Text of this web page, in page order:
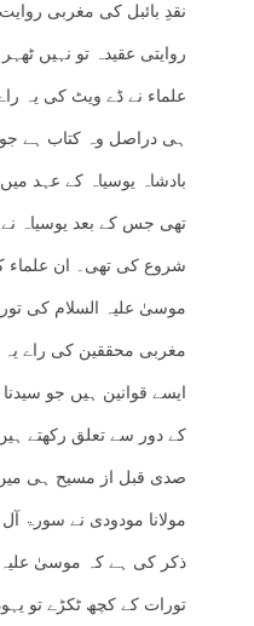
نقدِ بائبل کی مغربی
روایتی عقیدہ تو نہیں
علماء نے ڈے ویٹ کی یہ
ہی دراصل وہ کتاب ہے
بادشاہ یوسیاہ کے عہد
تھی جس کے بعد یوسیاہ
شروع کی تھی۔ ان علماء
موسیٰ علیہ السلام کی
مغربی محققین کی راے
ایسے قوانین ہیں جو
کے دور سے تعلق رکھتے
صدی قبل از مسیح ہی میں
مولانا مودودی نے سورۃ
ذکر کی ہے کہ موسیٰ علیہ
تورات کے کچھ ٹکڑے تو